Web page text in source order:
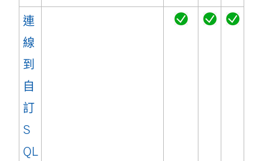
窗
連
線
到
自
訂
S
QL